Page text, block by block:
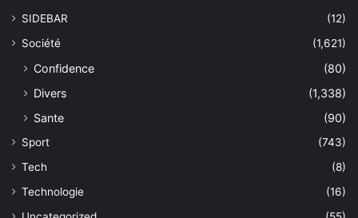
SIDEBAR
(12)
Société
(1,621)
Confidence
(80)
Divers
(1,338)
Sante
(90)
Sport
(743)
Tech
(8)
Technologie
(16)